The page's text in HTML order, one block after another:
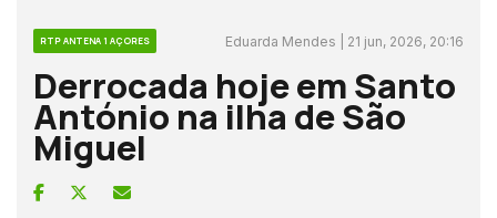
RTP ANTENA 1 AÇORES Eduarda Mendes | 21 jun, 2026, 20:16
Derrocada hoje em Santo
António na ilha de São
Miguel